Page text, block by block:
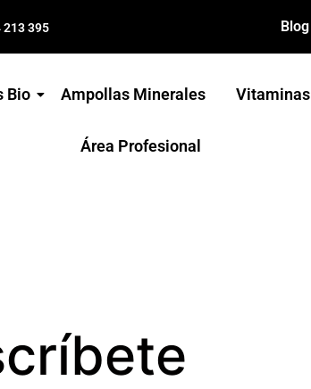
213 395 Blog
Bio Ampollas Minerales Vitaminas
Área Profesional